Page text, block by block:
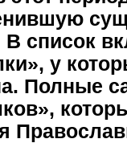
В список
у
Полные